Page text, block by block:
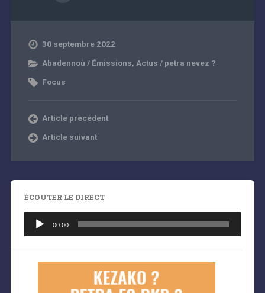
30 septembre 2022
Abadennoù / Émissions, Actus / petra nevez ?
Focus
Article précédent
Article suivant
ÉCOUTER LE DIRECT
audio
00:00